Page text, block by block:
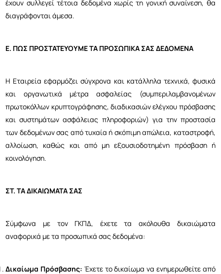
έχουν συλλεγεί τέτοια δεδομένα χωρίς τη γονική συναίνεση, θα
διαγράφονται άμεσα.
Ε. ΠΩΣ ΠΡΟΣΤΑΤΕΥΟΥΜΕ ΤΑ ΠΡΟΣΩΠΙΚΑ ΣΑΣ ΔΕΔΟΜΕΝΑ
Η Εταιρεία εφαρμόζει σύγχρονα και κατάλληλα τεχνικά, φυσικά
και οργανωτικά μέτρα ασφαλείας (συμπεριλαμβανομένων
πρωτοκόλλων κρυπτογράφησης, διαδικασιών ελέγχου πρόσβασης
και συστημάτων ασφάλειας πληροφοριών) για την προστασία
των δεδομένων σας από τυχαία ή σκόπιμη απώλεια, καταστροφή,
αλλοίωση, καθώς και από μη εξουσιοδοτημένη πρόσβαση ή
κοινολόγηση.
ΣΤ. ΤΑ ΔΙΚΑΙΩΜΑΤΑ ΣΑΣ
Σύμφωνα με τον ΓΚΠΔ, έχετε τα ακόλουθα δικαιώματα
αναφορικά με τα προσωπικά σας δεδομένα:
Δικαίωμα Πρόσβασης: Έχετε το δικαίωμα να ενημερωθείτε από